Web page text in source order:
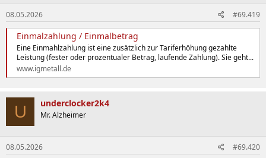
08.05.2026 #69.419
Einmalzahlung / Einmalbetrag
Eine Einmahlzahlung ist eine zusätzlich zur Tariferhöhung gezahlte
Leistung (fester oder prozentualer Betrag, laufende Zahlung). Sie geht...
www.igmetall.de
U underclocker2k4
Mr. Alzheimer
08.05.2026 #69.420